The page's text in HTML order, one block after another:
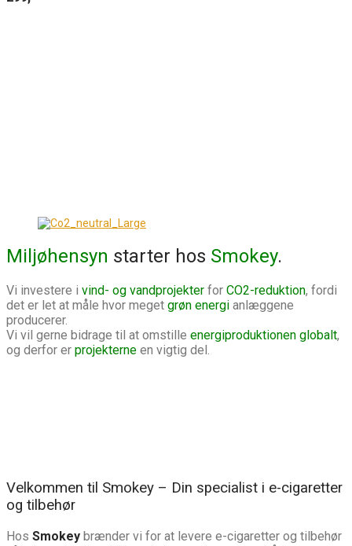
Miljøhensyn starter hos Smokey.
Vi investere i vind- og vandprojekter for CO2-reduktion, fordi
det er let at måle hvor meget grøn energi anlæggene
producerer.
Vi vil gerne bidrage til at omstille energiproduktionen globalt,
og derfor er projekterne en vigtig del.
Velkommen til Smokey – Din specialist i e-cigaretter
og tilbehør
Hos Smokey brænder vi for at levere e-cigaretter og tilbehør